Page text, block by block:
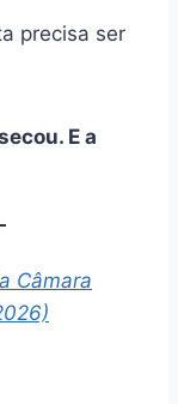
precisa ser
E a
Câmara